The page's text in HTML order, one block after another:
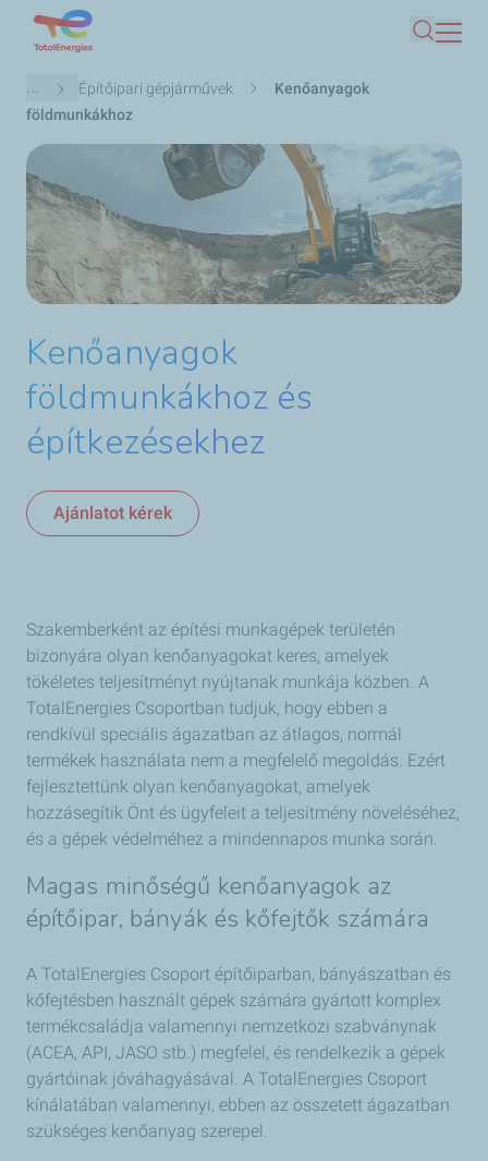
tartalomra
Keresés
Morzsa
... Építőipari gépjárművek
Kenőanyagok
földmunkákhoz
Kenőanyagok
földmunkákhoz és
építkezésekhez
Ajánlatot kérek
Szakemberként az építési munkagépek területén
bizonyára olyan kenőanyagokat keres, amelyek
tökéletes teljesítményt nyújtanak munkája közben. A
TotalEnergies Csoportban tudjuk, hogy ebben a
rendkívül speciális ágazatban az átlagos, normál
termékek használata nem a megfelelő megoldás. Ezért
fejlesztettünk olyan kenőanyagokat, amelyek
hozzásegítik Önt és ügyfeleit a teljesítmény növeléséhez,
és a gépek védelméhez a mindennapos munka során.
Magas minőségű kenőanyagok az
építőipar, bányák és kőfejtők számára
A TotalEnergies Csoport építőiparban, bányászatban és
kőfejtésben használt gépek számára gyártott komplex
termékcsaládja valamennyi nemzetközi szabványnak
(ACEA, API, JASO stb.) megfelel, és rendelkezik a gépek
gyártóinak jóváhagyásával. A TotalEnergies Csoport
kínálatában valamennyi, ebben az összetett ágazatban
szükséges kenőanyag szerepel.